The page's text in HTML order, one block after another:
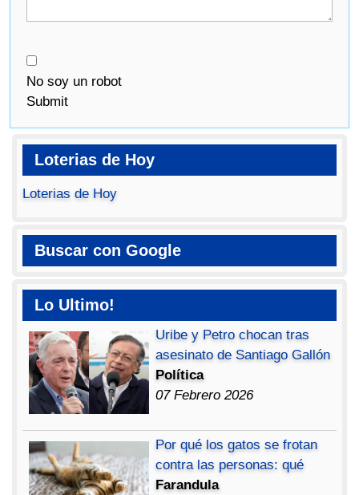
No soy un robot
Submit
Loterias de Hoy
Loterias de Hoy
Buscar con Google
Lo Ultimo!
Uribe y Petro chocan tras
asesinato de Santiago Gallón
Política
07 Febrero 2026
Por qué los gatos se frotan
contra las personas: qué
Farandula